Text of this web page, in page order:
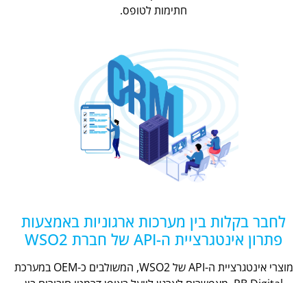
חתימות לטופס.
לחבר בקלות בין מערכות ארגוניות באמצעות
פתרון אינטגרציית ה-API של חברת WSO2
מוצרי אינטגרציית ה-API של WSO2, המשולבים כ-OEM במערכת